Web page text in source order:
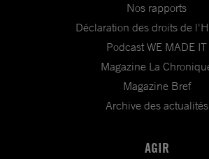
Nos rapports
Déclaration des droits de
Podcast WE MADE IT
Magazine La
Magazine Bref
Archive des actualités
AGIR